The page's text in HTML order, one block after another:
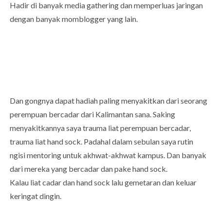
Hadir di banyak media gathering dan memperluas jaringan
dengan banyak momblogger yang lain.
Dan gongnya dapat hadiah paling menyakitkan dari seorang
perempuan bercadar dari Kalimantan sana. Saking
menyakitkannya saya trauma liat perempuan bercadar,
trauma liat hand sock. Padahal dalam sebulan saya rutin
ngisi mentoring untuk akhwat-akhwat kampus. Dan banyak
dari mereka yang bercadar dan pake hand sock.
Kalau liat cadar dan hand sock lalu gemetaran dan keluar
keringat dingin.